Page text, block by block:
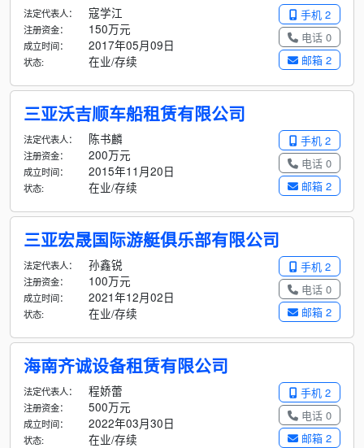
手机 2
电话 0
邮箱 2
法定代表人： 寇学江
注册资金： 150万元
成立时间： 2017年05月09日
状态: 在业/存续
三亚沃吉顺车船租赁有限公司
手机 2
电话 0
邮箱 2
法定代表人： 陈书麟
注册资金： 200万元
成立时间： 2015年11月20日
状态: 在业/存续
三亚宏晟国际游艇俱乐部有限公司
手机 2
电话 0
邮箱 2
法定代表人： 孙鑫锐
注册资金： 100万元
成立时间： 2021年12月02日
状态: 在业/存续
海南齐诚设备租赁有限公司
手机 2
电话 0
邮箱 2
法定代表人： 程娇蕾
注册资金： 500万元
成立时间： 2022年03月30日
状态: 在业/存续